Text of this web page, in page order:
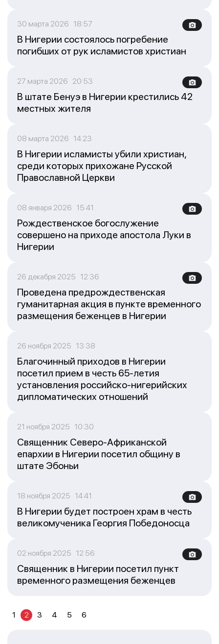
30 марта 2026 18:57
В Нигерии состоялось погребение
погибших от рук исламистов христиан
27 марта 2026 20:53
В штате Бенуэ в Нигерии крестились 42
местных жителя
08 марта 2026 14:23
В Нигерии исламисты убили христиан,
среди которых прихожане Русской
Православной Церкви
08 января 2026 15:41
Рождественское богослужение
совершено на приходе апостола Луки в
Нигерии
26 декабря 2025 12:36
Проведена предрождественская
гуманитарная акция в пункте временного
размещения беженцев в Нигерии
26 ноября 2025 13:38
Благочинный приходов в Нигерии
посетил прием в честь 65-летия
установления российско-нигерийских
дипломатических отношений
21 ноября 2025 10:30
Священник Северо-Африканской
епархии в Нигерии посетил общину в
штате Эбоньи
18 ноября 2025 14:41
В Нигерии будет построен храм в честь
великомученика Георгия Победоносца
02 ноября 2025 12:56
Священник в Нигерии посетил пункт
временного размещения беженцев
1 2 3 4 5 6